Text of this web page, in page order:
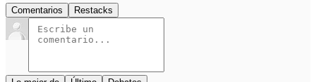
Comentarios Restacks